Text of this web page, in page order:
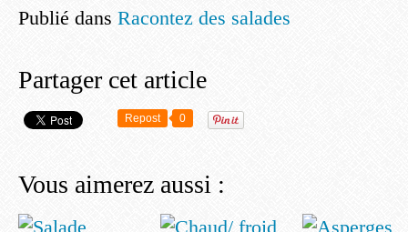
Publié dans Racontez des salades
Partager cet article
Repost 0
Vous aimerez aussi :